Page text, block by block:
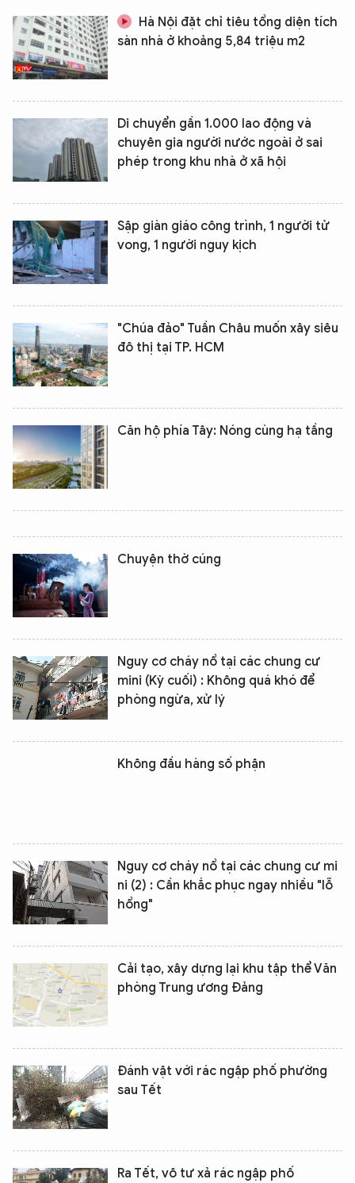
Hà Nội đặt chỉ tiêu tổng diện tích
sàn nhà ở khoảng 5,84 triệu m2
Di chuyển gần 1.000 lao động và
chuyên gia người nước ngoài ở sai
phép trong khu nhà ở xã hội
Sập giàn giáo công trình, 1 người tử
vong, 1 người nguy kịch
"Chúa đảo" Tuần Châu muốn xây siêu
đô thị tại TP. HCM
Căn hộ phía Tây: Nóng cùng hạ tầng
Chuyện ­­thờ cúng
Nguy cơ cháy nổ tại các chung cư
mini (Kỳ cuối) : Không quá khó để
phòng ngừa, xử lý
Không đầu hàng số phận
Nguy cơ cháy nổ tại các chung cư mi
ni (2) : Cần khắc phục ngay nhiều "lỗ
hổng"
Cải tạo, xây dựng lại khu tập thể Văn
phòng Trung ương Đảng
Đánh vật với rác ngập phố phường
sau Tết
Ra Tết, vô tư xả rác ngập phố